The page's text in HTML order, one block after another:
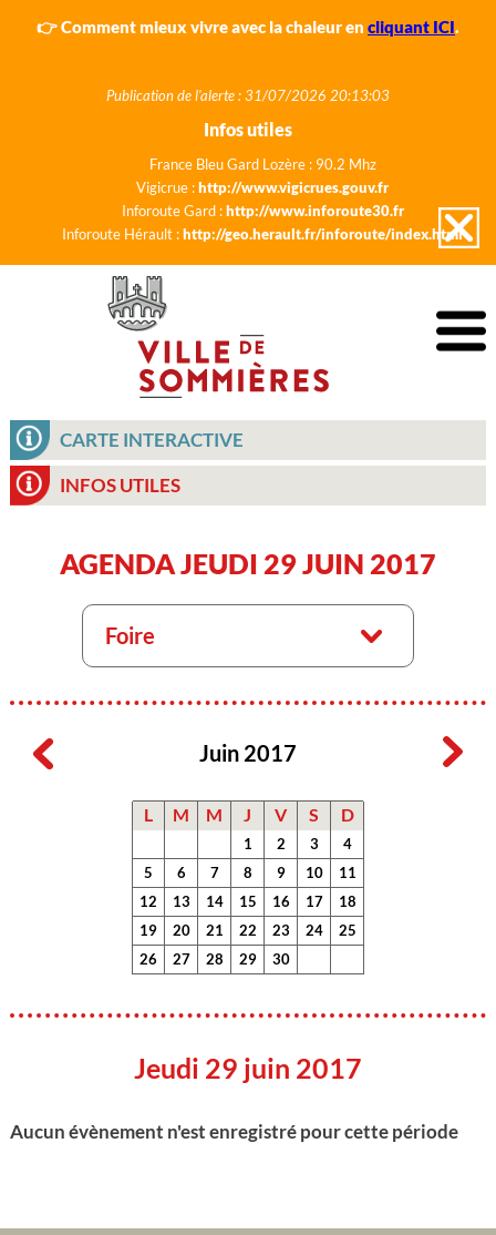
👉 Comment mieux vivre avec la chaleur en cliquant ICI.
Publication de l'alerte : 31/07/2026 20:13:03
Infos utiles
France Bleu Gard Lozère : 90.2 Mhz
Vigicrue :http://www.vigicrues.gouv.fr
Inforoute Gard :http://www.inforoute30.fr
Inforoute Hérault :http://geo.herault.fr/inforoute/index.html
CARTE INTERACTIVE
INFOS UTILES
AGENDA JEUDI 29 JUIN 2017
Foire
Juin 2017
L M M J V S D
1 2 3
4
5
6 7 8 9 10
11
12
13 14 15 16 17
18
19
20 21 22 23 24
25
26
27 28 29 30
Jeudi 29 juin 2017
Aucun évènement n'est enregistré pour cette période